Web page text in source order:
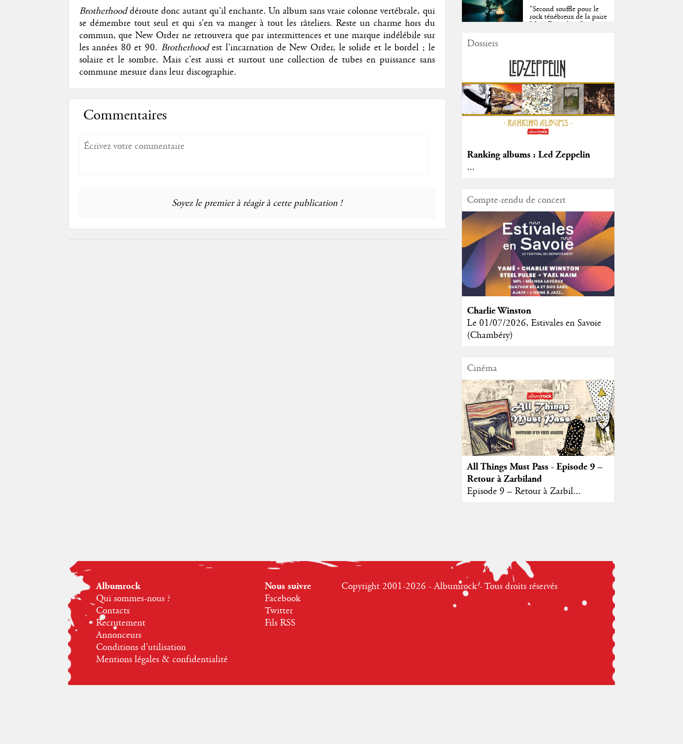
Brotherhooddéroute donc autant qu'il enchante. Un album sans vraie colonne vertébrale, qui
se démembre tout seul et qui s'en va manger à tout les râteliers. Reste un charme hors du
commun, que New Order ne retrouvera que par intermittences et une marque indélébile sur
les années 80 et 90. Brotherhoodest l'incarnation de New Order, le solide et le bordel ; le
solaire et le sombre. Mais c'est aussi et surtout une collection de tubes en puissance sans
commune mesure dans leur discographie.
Commentaires
Soyez le premier à réagir à cette publication !
"Second souffle pour le
rock ténébreux de la paire
Moss-Fazendeiro"
Dossiers
Ranking albums : Led Zeppelin
...
Compte-rendu de concert
Charlie Winston
Le 01/07/2026, Estivales en Savoie
(Chambéry)
Cinéma
All Things Must Pass - Episode 9 –
Retour à Zarbiland
Episode 9 – Retour à Zarbil...
Albumrock
Qui sommes-nous ?
Contacts
Recrutement
Annonceurs
Conditions d'utilisation
Mentions légales & confidentialité
Nous suivre
Facebook
Twitter
Fils RSS
Copyright 2001-2026 - Albumrock - Tous droits réservés